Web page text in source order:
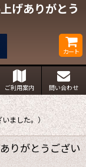
げありがとう
カート
ご利用案内 問い合わせ
いました。）
りがとうござい